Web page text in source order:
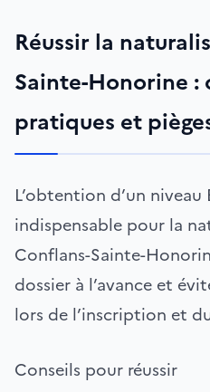
Réussir la
Sainte-Honorine :
pratiques et
L’obtention d’un niveau
indispensable pour la
Conflans-Sainte-
dossier à l’avance et
lors de l’inscription et
Conseils pour réussir